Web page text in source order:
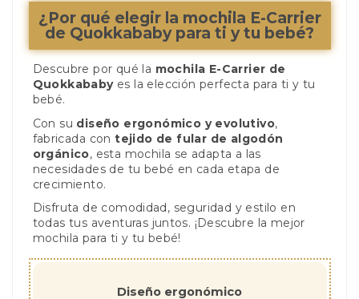
¿Por qué elegir la mochila E-Carrier
de Quokkababy para ti y tu bebé?
Descubre por qué la mochila E-Carrier de
Quokkababyes la elección perfecta para ti y tu
bebé.
Con su diseño ergonómico y evolutivo,
fabricada contejido de fular de algodón
orgánico, esta mochila se adapta a las
necesidades de tu bebé en cada etapa de
crecimiento.
Disfruta de comodidad, seguridad y estilo en
todas tus aventuras juntos. ¡Descubre la mejor
mochila para ti y tu bebé!
Diseño ergonómico